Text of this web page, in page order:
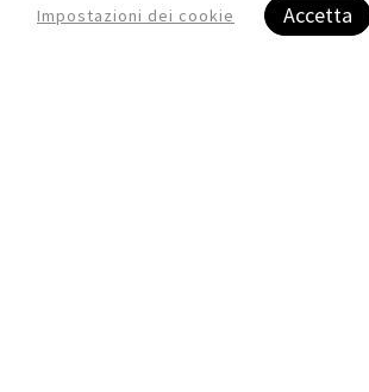
info@dueufficio.it
Form di contatto
Impostazioni dei cookie Accetta